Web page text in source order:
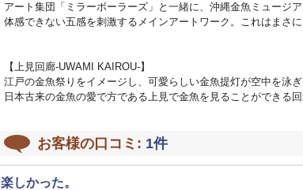
アート集団「ミラーボーラーズ」と一緒に、沖縄金魚ミュージ
体感できない五感を刺激するメインアートワーク。これはまさに
【上見回廊-UWAMI KAIROU-】
江戸の金魚祭りをイメージし、可愛らしい金魚提灯が空中を泳ぎ
日本古来の金魚の愛で方である上見で金魚を見ることができる回
お客様の口コミ: 1件
楽しかった。